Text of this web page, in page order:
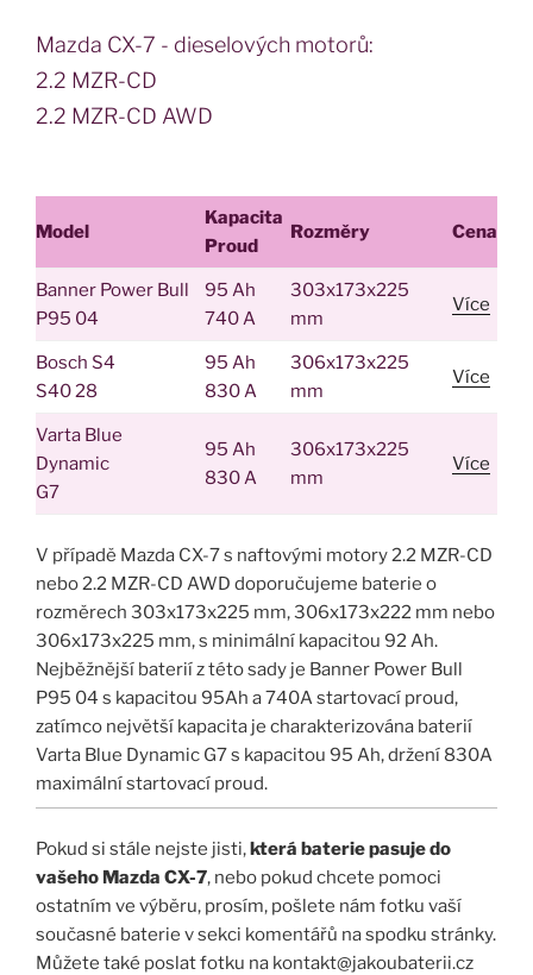
Mazda CX-7 - dieselových motorů:
2.2 MZR-CD
2.2 MZR-CD AWD
Model
Kapacita
Proud
Rozměry Cena
Banner Power Bull
P95 04
95 Ah
740 A
303x173x225
mm
Více
Bosch S4
S40 28
95 Ah
830 A
306x173x225
mm
Více
Varta Blue
Dynamic
G7
95 Ah
830 A
306x173x225
mm
Více
V případě Mazda CX-7 s naftovými motory 2.2 MZR-CD
nebo 2.2 MZR-CD AWD doporučujeme baterie o
rozměrech 303x173x225 mm, 306x173x222 mm nebo
306x173x225 mm, s minimální kapacitou 92 Ah.
Nejběžnější baterií z této sady je Banner Power Bull
P95 04 s kapacitou 95Ah a 740A startovací proud,
zatímco největší kapacita je charakterizována baterií
Varta Blue Dynamic G7 s kapacitou 95 Ah, držení 830A
maximální startovací proud.
Pokud si stále nejste jisti,která baterie pasuje do
vašeho Mazda CX-7, nebo pokud chcete pomoci
ostatním ve výběru, prosím, pošlete nám fotku vaší
současné baterie v sekci komentářů na spodku stránky.
Můžete také poslat fotku na kontakt@jakoubaterii.cz